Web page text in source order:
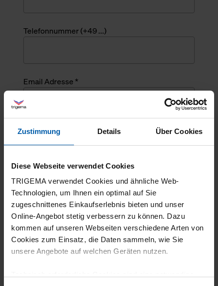
Zustimmung Details Über Cookies
Diese Webseite verwendet Cookies
TRIGEMA verwendet Cookies und ähnliche Web-
Technologien, um Ihnen ein optimal auf Sie
zugeschnittenes Einkaufserlebnis bieten und unser
Online-Angebot stetig verbessern zu können. Dazu
kommen auf unseren Webseiten verschiedene Arten von
Cookies zum Einsatz, die Daten sammeln, wie Sie
unsere Angebote auf welchen Geräten nutzen.
Telefonnummer (+49 ...)
Email Adresse *
Angefragte Menge *
Mehrzeiliger Text